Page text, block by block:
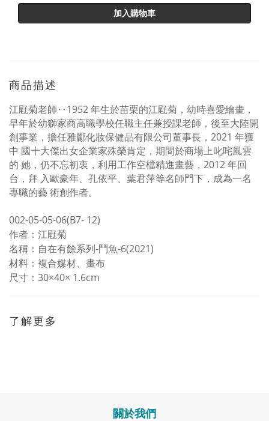
加入購物車
商品描述
江屘菊老師‥1952年生於苗栗的江屘菊，幼時喜愛繪畫，
早年於幼獅家商高職學校任職主任兼授課老師，後至大陸開
創事業，擔任雅酈化妝保健品有限公司董事長， 2021 年獲
中 國十大傑出女企業家殊榮肯定，期間於商場上叱咤風雲
的 她，仍不忘初衷，利用工作空檔精進畫藝， 2012年回
台，拜 入歐豪年、孔依平、葉君萍等名師門下，成為一名
專職的藝 術創作者。
002-05-05-06(B7- 12)
作者：江屘菊
名稱：自在有餘系列-鬥魚-6(2021)
材料：複合媒材、畫布
尺寸： 30×40× 1.6cm
了解更多
關於我們